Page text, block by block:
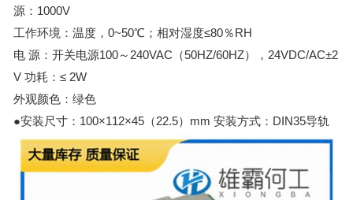
源：1000V
工作环境：温度，0~50℃；相对湿度≤80％RH
电 源：开关电源100～240VAC（50HZ/60HZ），24VDC/AC±2
V 功耗：≤ 2W
外观颜色：绿色
●安装尺寸：100×112×45（22.5）mm 安装方式：DIN35导轨